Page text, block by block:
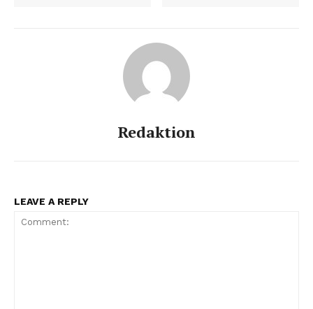
Redaktion
LEAVE A REPLY